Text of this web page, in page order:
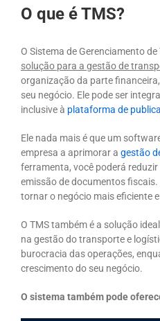
O que é TMS?
O Sistema de Gerenciamento
solução para a gestão de
organização da parte
seu negócio. Ele pode ser
inclusive à plataforma de
Ele nada mais é que um
empresa a aprimorar a gestão
ferramenta, você poderá
emissão de documentos
tornar o negócio mais eficiente
O TMS também é a solução
na gestão do transporte e
burocracia das operações,
crescimento do seu negócio.
O sistema também pode